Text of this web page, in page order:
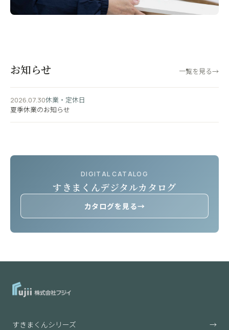
お知らせ 一覧を見る→
2026.07.30休業・定休日
夏季休業のお知らせ
DIGITAL CATALOG
すきまくんデジタルカタログ
カタログを見る→
すきまくんシリーズ →